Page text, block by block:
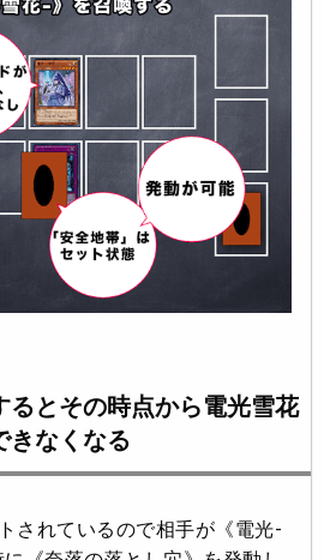
るとその時点から電光雪花
きなくなる
されているので相手が《電光-